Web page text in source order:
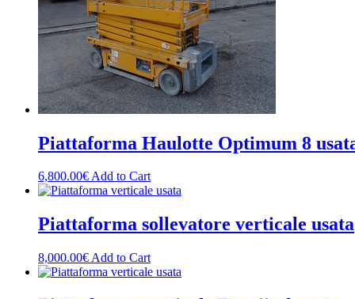
Piattaforma Haulotte Optimum 8
6,800.00€Add to Cart
Piattaforma sollevatore verticale usata
8,000.00€ Add to Cart